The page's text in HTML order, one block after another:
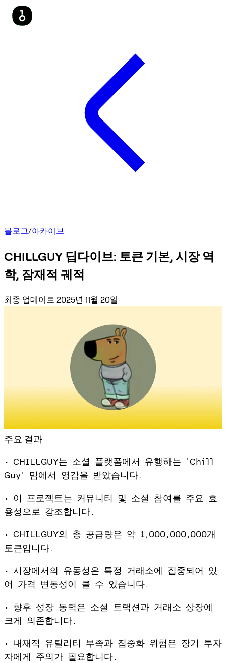
블로그/아카이브
CHILLGUY 딥다이브: 토큰 기본, 시장 역
학, 잠재적 궤적
최종 업데이트 2025년 11월 20일
주요 결과
• CHILLGUY는 소셜 플랫폼에서 유행하는 'Chill
Guy' 밈에서 영감을 받았습니다.
• 이 프로젝트는 커뮤니티 및 소셜 참여를 주요 효
용성으로 강조합니다.
• CHILLGUY의 총 공급량은 약 1,000,000,000개
토큰입니다.
• 시장에서의 유동성은 특정 거래소에 집중되어 있
어 가격 변동성이 클 수 있습니다.
• 향후 성장 동력은 소셜 트랙션과 거래소 상장에
크게 의존합니다.
• 내재적 유틸리티 부족과 집중화 위험은 장기 투자
자에게 주의가 필요합니다.